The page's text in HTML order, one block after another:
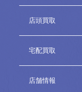
店頭買取
宅配買取
店舗情報